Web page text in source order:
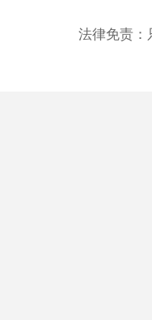
法律免责：